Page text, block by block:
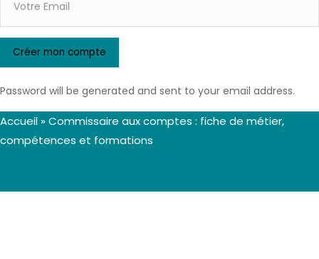
Password will be generated and sent to your email address.
Accueil »Commissaire aux comptes : fiche de métier,
compétences et formations